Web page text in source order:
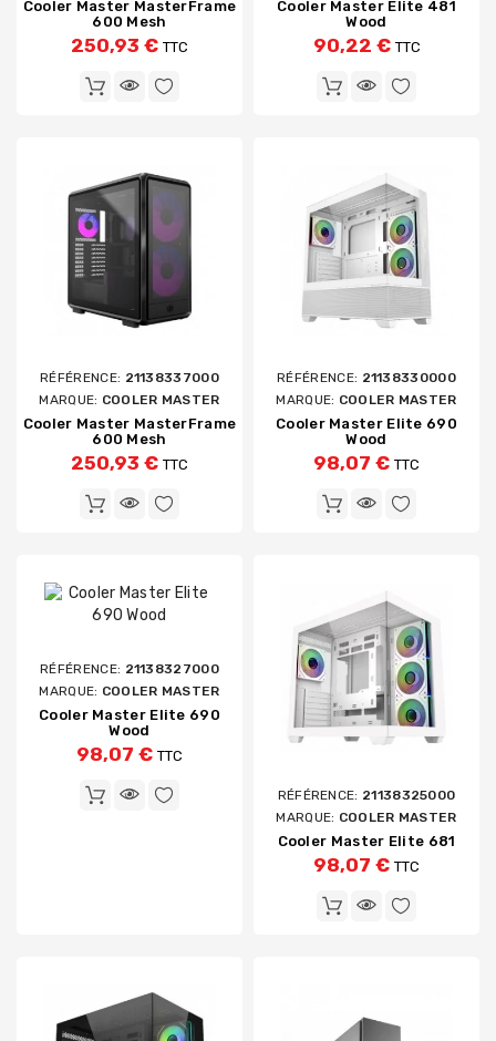
Cooler Master MasterFrame
600 Mesh
250,93 € TTC
Cooler Master Elite 481
Wood
90,22 € TTC
RÉFÉRENCE: 21138337000
MARQUE: COOLER MASTER
Cooler Master MasterFrame
600 Mesh
250,93 € TTC
RÉFÉRENCE: 21138330000
MARQUE: COOLER MASTER
Cooler Master Elite 690
Wood
98,07 € TTC
RÉFÉRENCE: 21138327000
MARQUE: COOLER MASTER
Cooler Master Elite 690
Wood
98,07 € TTC
RÉFÉRENCE: 21138325000
MARQUE: COOLER MASTER
Cooler Master Elite 681
98,07 € TTC